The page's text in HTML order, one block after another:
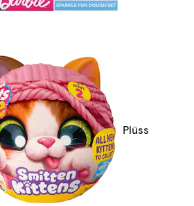
Plüss